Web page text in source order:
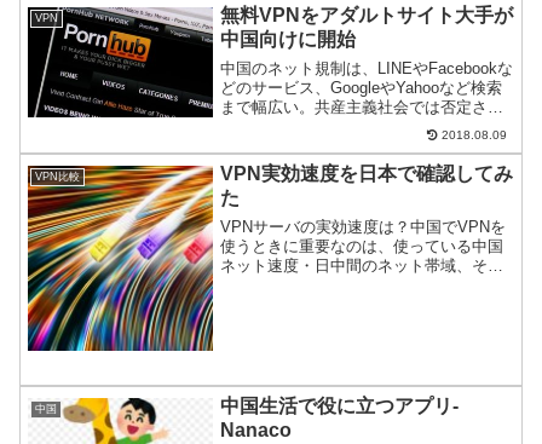
VPN
無料VPNをアダルトサイト大手が
中国向けに開始
中国のネット規制は、LINEやFacebookな
どのサービス、GoogleやYahooなど検索
まで幅広い。共産主義社会では否定され
るアダルトサイトも対象に含まれてい
る。そんな中、アダルトサイト大手が無
料VPNサービスを開始、中国に真っ向勝
負...
2018.08.09
VPN比較
VPN実効速度を日本で確認してみ
た
VPNサーバの実効速度は？中国でVPNを
使うときに重要なのは、使っている中国
ネット速度・日中間のネット帯域、そし
中国
中国生活で役に立つアプリ-
Nanaco